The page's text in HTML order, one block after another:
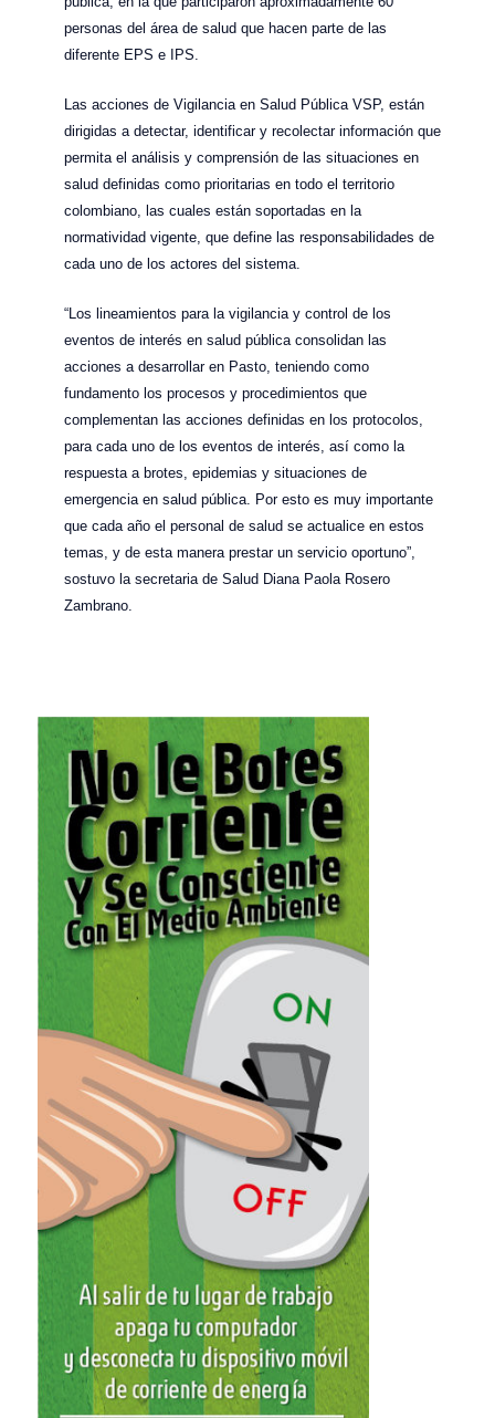
personas del área de salud que hacen parte de las
diferente EPS e IPS.
Las acciones de Vigilancia en Salud Pública VSP, están
dirigidas a detectar, identificar y recolectar información que
permita el análisis y comprensión de las situaciones en
salud definidas como prioritarias en todo el territorio
colombiano, las cuales están soportadas en la
normatividad vigente, que define las responsabilidades de
cada uno de los actores del sistema.
“Los lineamientos para la vigilancia y control de los
eventos de interés en salud pública consolidan las
acciones a desarrollar en Pasto, teniendo como
fundamento los procesos y procedimientos que
complementan las acciones definidas en los protocolos,
para cada uno de los eventos de interés, así como la
respuesta a brotes, epidemias y situaciones de
emergencia en salud pública. Por esto es muy importante
que cada año el personal de salud se actualice en estos
temas, y de esta manera prestar un servicio oportuno”,
sostuvo la secretaria de Salud Diana Paola Rosero
Zambrano.